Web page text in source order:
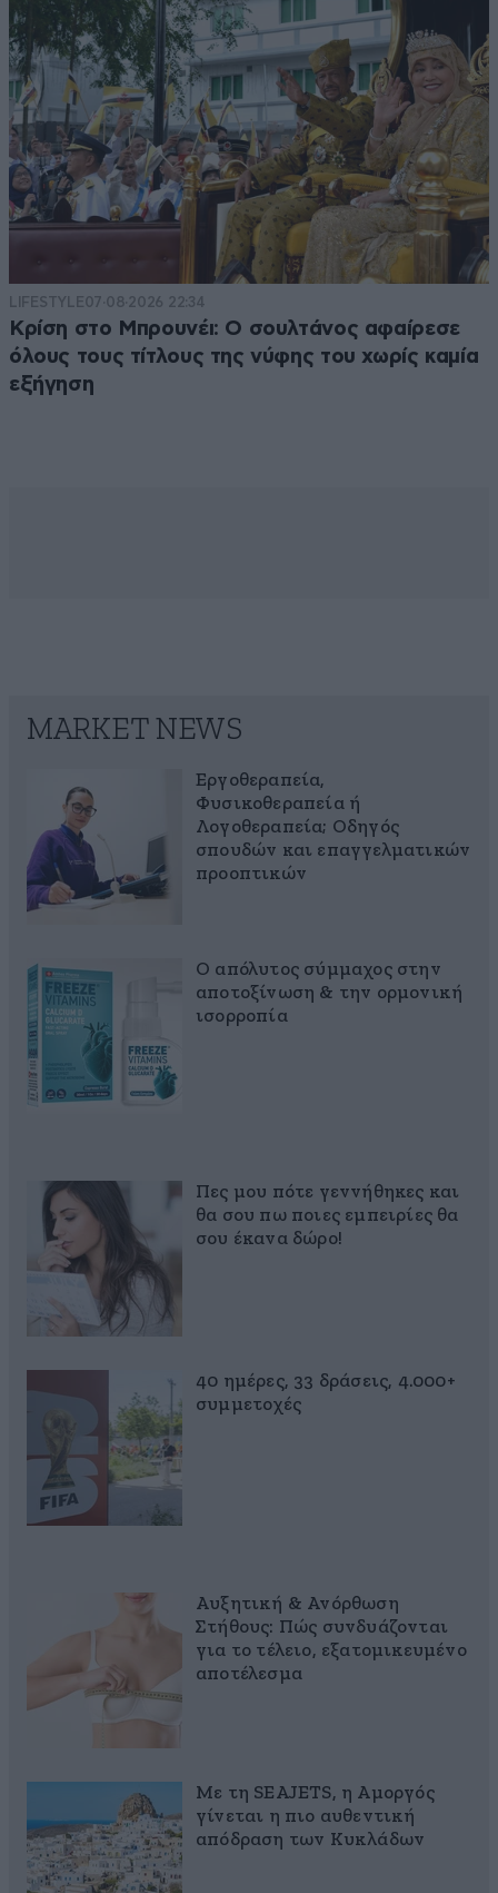
LIFESTYLE07·08·2026 22:34
Κρίση στο Μπρουνέι: Ο σουλτάνος αφαίρεσε
όλους τους τίτλους της νύφης του χωρίς καμία
εξήγηση
MARKET NEWS
Εργοθεραπεία,
Φυσικοθεραπεία ή
Λογοθεραπεία; Οδηγός
σπουδών και επαγγελματικών
προοπτικών
Ο απόλυτος σύμμαχος στην
αποτοξίνωση & την ορμονική
ισορροπία
Πες μου πότε γεννήθηκες και
θα σου πω ποιες εμπειρίες θα
σου έκανα δώρο!
40 ημέρες, 33 δράσεις, 4.000+
συμμετοχές
Αυξητική & Ανόρθωση
Στήθους: Πώς συνδυάζονται
για το τέλειο, εξατομικευμένο
αποτέλεσμα
Με τη SEAJETS, η Αμοργός
γίνεται η πιο αυθεντική
απόδραση των Κυκλάδων